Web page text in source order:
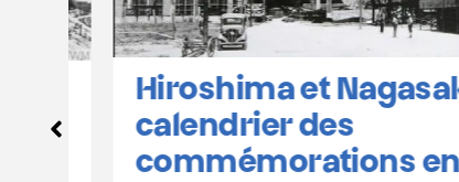
Hiroshima et Nagasaki :
calendrier des
commémorations en